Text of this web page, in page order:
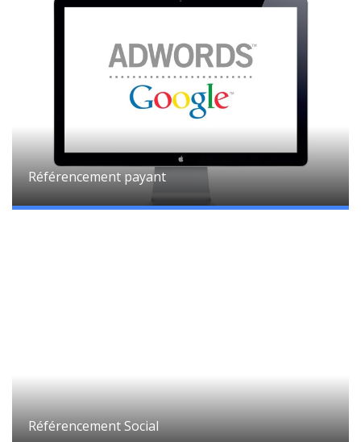
Référencement payant
Référencement Social